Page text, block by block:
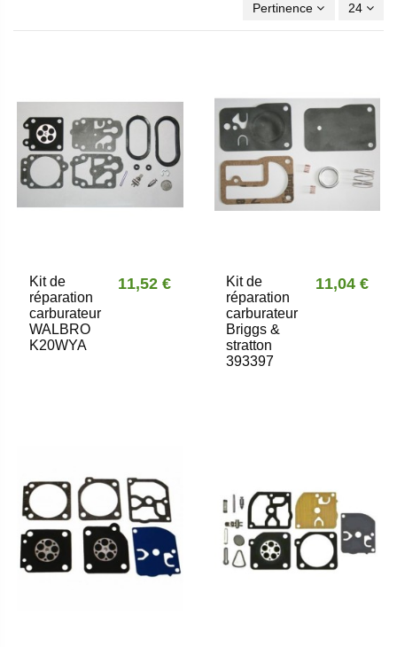
Pertinence 24
Kit de
réparation
carburateur
WALBRO
K20WYA
11,52 €
Kit de
réparation
carburateur
Briggs &
stratton
393397
11,04 €